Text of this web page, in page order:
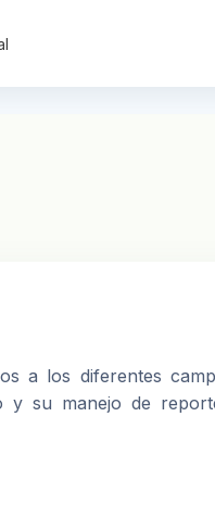
a los diferentes
y su manejo de